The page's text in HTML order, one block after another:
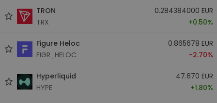
TRON
TRX
0.284384000 EUR
+0.50%
Figure Heloc
FIGR_HELOC
0.865678 EUR
-2.70%
Hyperliquid
HYPE
47.670 EUR
+1.80%